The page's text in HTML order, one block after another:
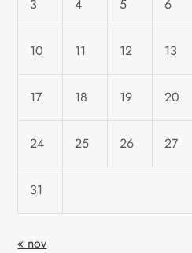
r
i
n
g
3 4 5 6
10 11 12 13
17 18 19 20
24 25 26 27
31
« nov